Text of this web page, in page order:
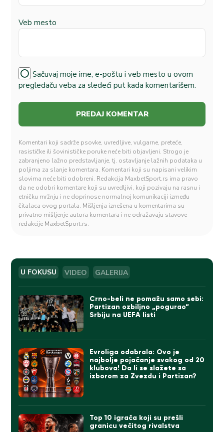
Veb mesto
Sačuvaj moje ime, e-poštu i veb mesto u ovom
pregledaču veba za sledeći put kada komentarišem.
Komentari koji sadrže psovke, uvredljive, vulgarne, preteće,
rasističke ili šovinističke poruke neće biti objavljeni. Strogo je
zabranjeno lažno predstavljanje, tj. ostavljanje lažnih podataka u
poljima za slanje komentara. Komentari koji su napisani velikim
slovima neće biti odobreni. Redakcija MaxbetSport.rs ima pravo
da ne odobri komentare koji su uvredljivi, koji pozivaju na rasnu i
etničku mržnju i ne doprinose normalnoj komunikaciji između
čitalaca ovog portala. Mišljenja iznešena u komentarima su
privatno mišljenje autora komentara i ne odražavaju stavove
redakcije MaxbetSport.rs.
U FOKUSU VIDEO GALERIJA
Crno-beli ne pomažu samo sebi:
Partizan ozbiljno „pogurao“
Srbiju na UEFA listi
Evroliga odabrala: Ovo je
najbolje pojačanje svakog od 20
klubova! Da li se slažete sa
izborom za Zvezdu i Partizan?
Top 10 igrača koji su prešli
granicu večitog rivalstva